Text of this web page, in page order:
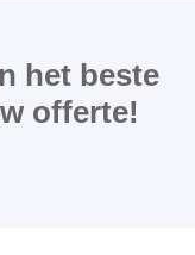
het beste
offerte!